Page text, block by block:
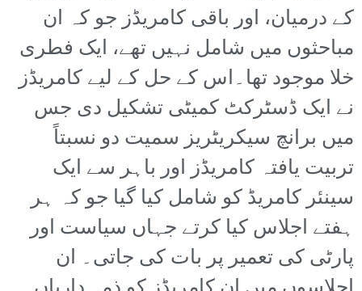
کے درمیان، اور باقی کامریڈز جو کہ ان
مباحثوں میں شامل نہیں تھے، ایک فطری
خلا موجود تھا۔اس کے حل کے لیے کامریڈز
نے ایک ڈسٹرکٹ کمیٹی تشکیل دی جس
میں برانچ سیکریٹریز سمیت دو نسبتاً
تربیت یافتہ کامریڈز اور باہر سے ایک
سینئر کامریڈ کو شامل کیا گیا جو کہ ہر
ہفتے اجلاس کیا کرتے جہاں سیاست اور
پارٹی کی تعمیر پر بات کی جاتی۔ ان